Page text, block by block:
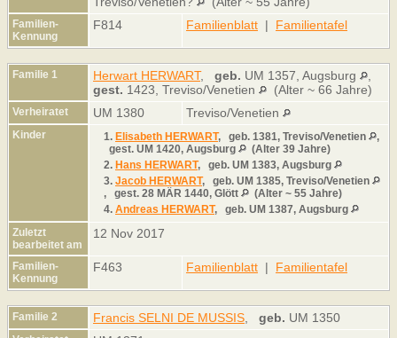
Familien-
Kennung
F814 Familienblatt | Familientafel
Familie 1 Herwart HERWART, geb. UM 1357, Augsburg
gest. 1423, Treviso/Venetien (Alter ~ 66 Jahre)
Verheiratet UM 1380 Treviso/Venetien
Kinder 1. Elisabeth HERWART, geb. 1381, Treviso/Venetien
,
gest. UM 1420, Augsburg
(Alter 39 Jahre)
2. Hans HERWART, geb. UM 1383, Augsburg
3. Jacob HERWART, geb. UM 1385, Treviso/Venetien
, gest. 28 MÄR 1440, Glött
(Alter ~ 55 Jahre)
4. Andreas HERWART, geb. UM 1387, Augsburg
Zuletzt
bearbeitet am
12 Nov 2017
Familien-
Kennung
F463 Familienblatt | Familientafel
Familie 2 Francis SELNI DE MUSSIS geb. UM 1350